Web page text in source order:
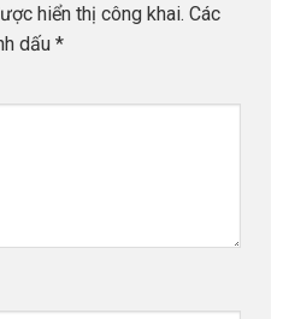
hiển thị công khai. Các
dấu *